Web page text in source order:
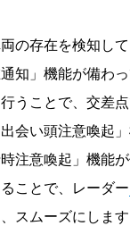
の存在を検知し
知」機能が備わっ
うことで、交差
会い頭注意喚起
注意喚起」機能
ことで、レーダー
スムーズにします